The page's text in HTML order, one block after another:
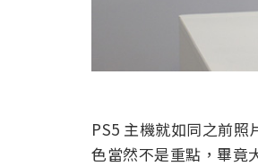
PS5 主機就如同之前
色當然不是重點，畢竟